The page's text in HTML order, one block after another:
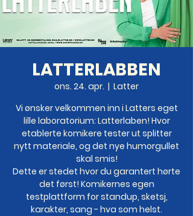
LATTERLABBEN
ons. 24. apr.
  |
Latter
Vi ønsker velkommen inn i Latters eget
lille laboratorium: Latterlaben! Hvor
etablerte komikere tester ut splitter
nytt materiale, og det nye humorgullet
skal smis!
Dette er stedet hvor du garantert hørte
det først! Komikernes egen
testplattform for standup, sketsj,
karakter, sang - hva som helst.